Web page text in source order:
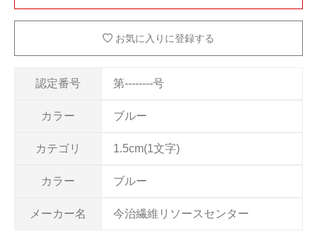
認定番号 第--------号
カラー ブルー
カテゴリ 1.5cm(1文字)
カラー ブルー
メーカー名 今治繊維リソースセンター
お気に入りに登録する